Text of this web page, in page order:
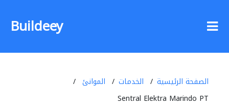
Buildeey
الصفحة الرئيسية الخدمات
الموانئ
Sentral Elektra Marindo PT